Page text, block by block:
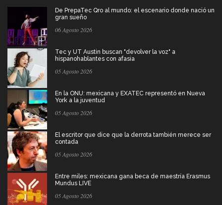
De PrepaTec Qro al mundo: el escenario donde nació un
gran sueño
06 Agosto 2026
Tec y UT Austin buscan "devolver la voz" a
hispanohablantes con afasia
05 Agosto 2026
En la ONU: mexicana y EXATEC representó en Nueva
York a la juventud
05 Agosto 2026
El escritor que dice que la derrota también merece ser
contada
05 Agosto 2026
Entre miles: mexicana gana beca de maestría Erasmus
Mundus LIVE
05 Agosto 2026